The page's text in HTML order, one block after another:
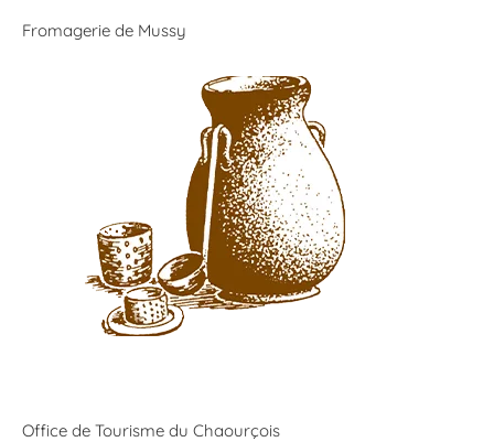
Fromagerie de Mussy
Office de Tourisme du Chaourçois